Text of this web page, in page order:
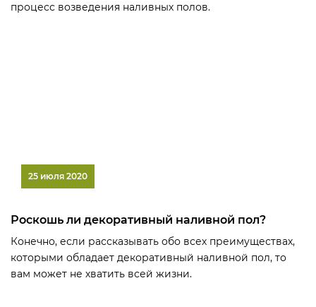
процесс возведения наливных полов.
25 июля 2020
Роскошь ли декоративный наливной пол?
Конечно, если рассказывать обо всех преимуществах,
которыми обладает декоративный наливной пол, то
вам может не хватить всей жизни.